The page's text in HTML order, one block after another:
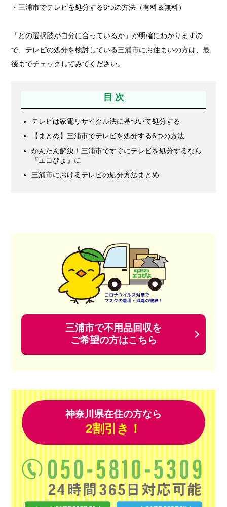
・三浦市でテレビを処分する6つの方法（有料＆無料）
「どの選択肢が自分に合っているか」が明確にわかりますの
で、テレビの処分を検討している三浦市にお住まいの方は、最
後までチェックしてみてください。
目 次
テレビは家電リサイクル法に基づいて処分する
【まとめ】三浦市でテレビを処分する6つの方法
かんたん解決！三浦市ですぐにテレビを処分するなら
『エコぴよ』に
三浦市におけるテレビの処分方法まとめ
三浦市で不用品回収を
ご希望の方はこちら
神奈川県在住の方なら
2割引き！